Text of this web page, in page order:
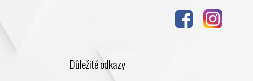
Důležité odkazy